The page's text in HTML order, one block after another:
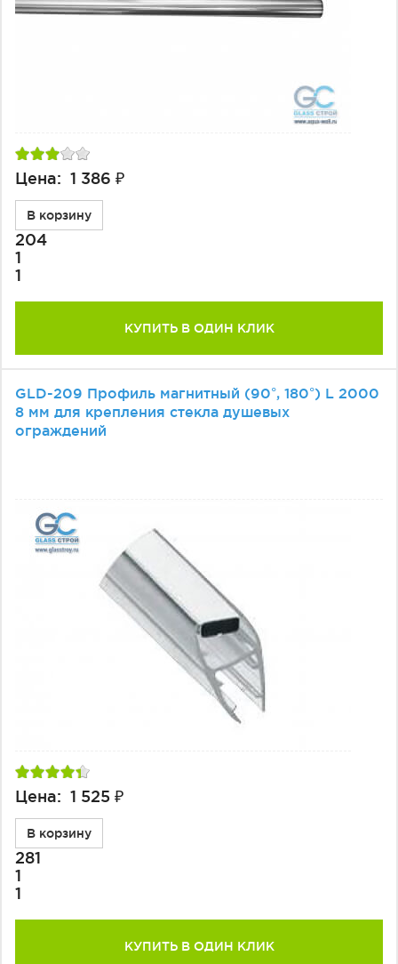
Цена: 1 386 ₽
В корзину
204
1
1
КУПИТЬ В ОДИН КЛИК
GLD-209 Профиль магнитный (90°, 180°) L 2000
8 мм для крепления стекла душевых
ограждений
Цена: 1 525 ₽
В корзину
281
1
1
КУПИТЬ В ОДИН КЛИК